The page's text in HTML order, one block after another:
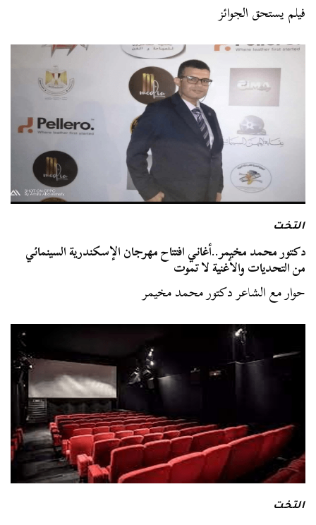
فيلم يستحق الجوائز
التخت
دكتور محمد مخيمر..أغاني افتتاح مهرجان الإسكندرية السينمائي
من التحديات والأغنية لا تموت
حوار مع الشاعر دكتور محمد مخيمر
التخت